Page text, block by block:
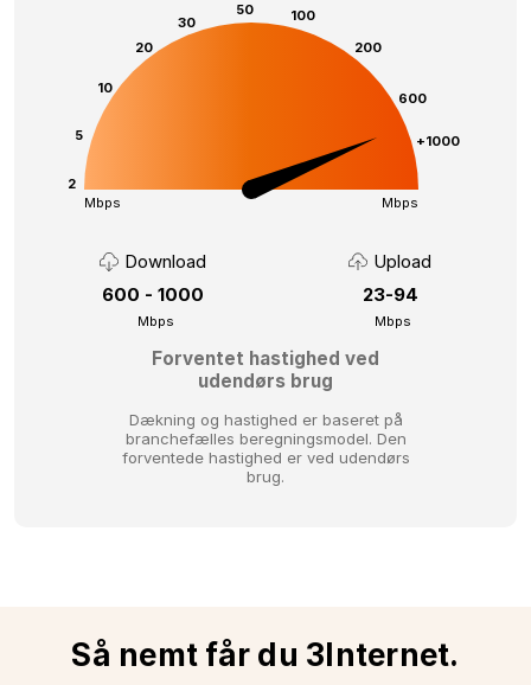
2
5
10
20
30
50
100
200
600
+1000
Mbps Mbps
Download
600 - 1000
Mbps
Upload
23-94
Mbps
Forventet hastighed ved
udendørs brug
Dækning og hastighed er baseret på
branchefælles beregningsmodel. Den
forventede hastighed er ved udendørs
brug.
Så nemt får du 3Internet.